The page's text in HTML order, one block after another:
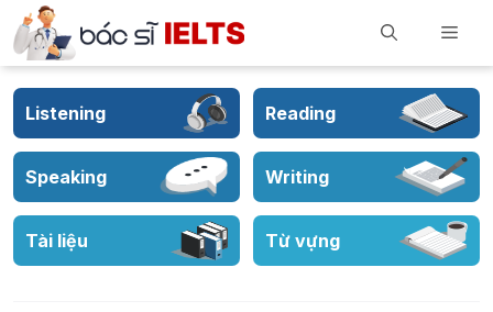
Skip
to
content
Listening Reading
Speaking Writing
Tài liệu Từ vựng